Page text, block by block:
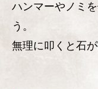
ハンマーやノミ
う。
無理に叩くと石